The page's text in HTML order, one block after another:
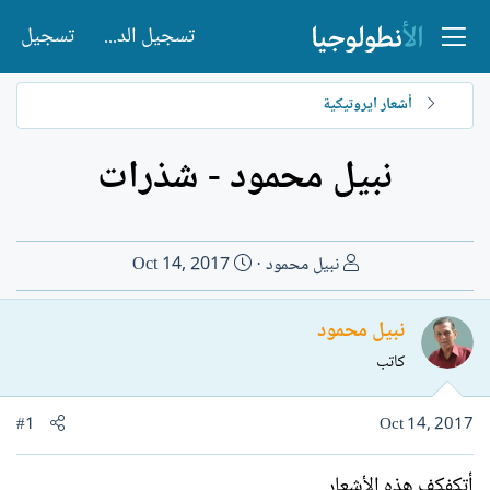
تسجيل الدخول تسجيل
أشعار ايروتيكية
نبيل محمود - شذرات
ب
ا
ئ
ل
و
ض
نبيل محمود
ت
ا
ا
ب
Oct 14, 2017
نبيل محمود
كاتب
Oct 14, 2017
#1